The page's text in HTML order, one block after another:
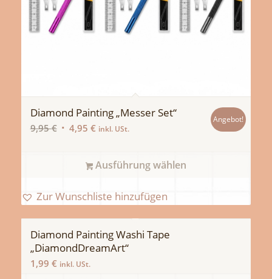
Diamond Painting „Messer Set“
9,95€ Ursprünglicher
4,95 €Aktueller
4,95 €.
inkl. USt.
Angebot!
Ausführung wählen
Zur Wunschliste hinzufügen
Diamond Painting Washi Tape
„DiamondDreamArt“
1,99 € inkl. USt.